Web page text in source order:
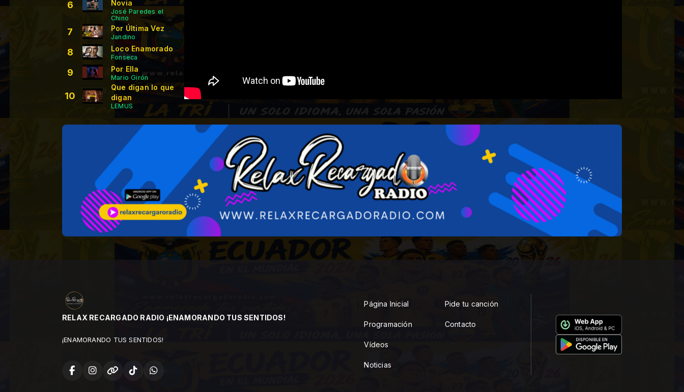
6
Novia
José Paredes el
Chino
7 Por Última Vez
Jandino
8 Loco Enamorado
Fonseca
9 Por Ella
Mario Girón
10
Que digan lo que
digan
LEMUS
RELAX RECARGADO RADIO ¡ENAMORANDO TUS SENTIDOS!
¡ENAMORANDO TUS SENTIDOS!
Página Inicial
Programación
Vídeos
Noticias
Pide tu canción
Contacto